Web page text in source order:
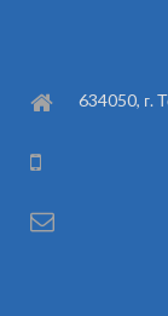
634050, г.